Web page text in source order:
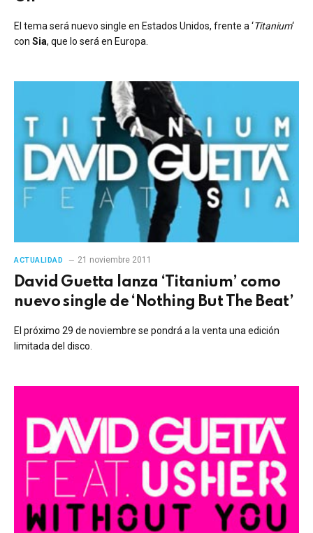
El tema será nuevo single en Estados Unidos, frente a ‘Titanium‘
con Sia, que lo será en Europa.
ACTUALIDAD 21 noviembre 2011
David Guetta lanza ‘Titanium’ como
nuevo single de ‘Nothing But The Beat’
El próximo 29 de noviembre se pondrá a la venta una edición
limitada del disco.